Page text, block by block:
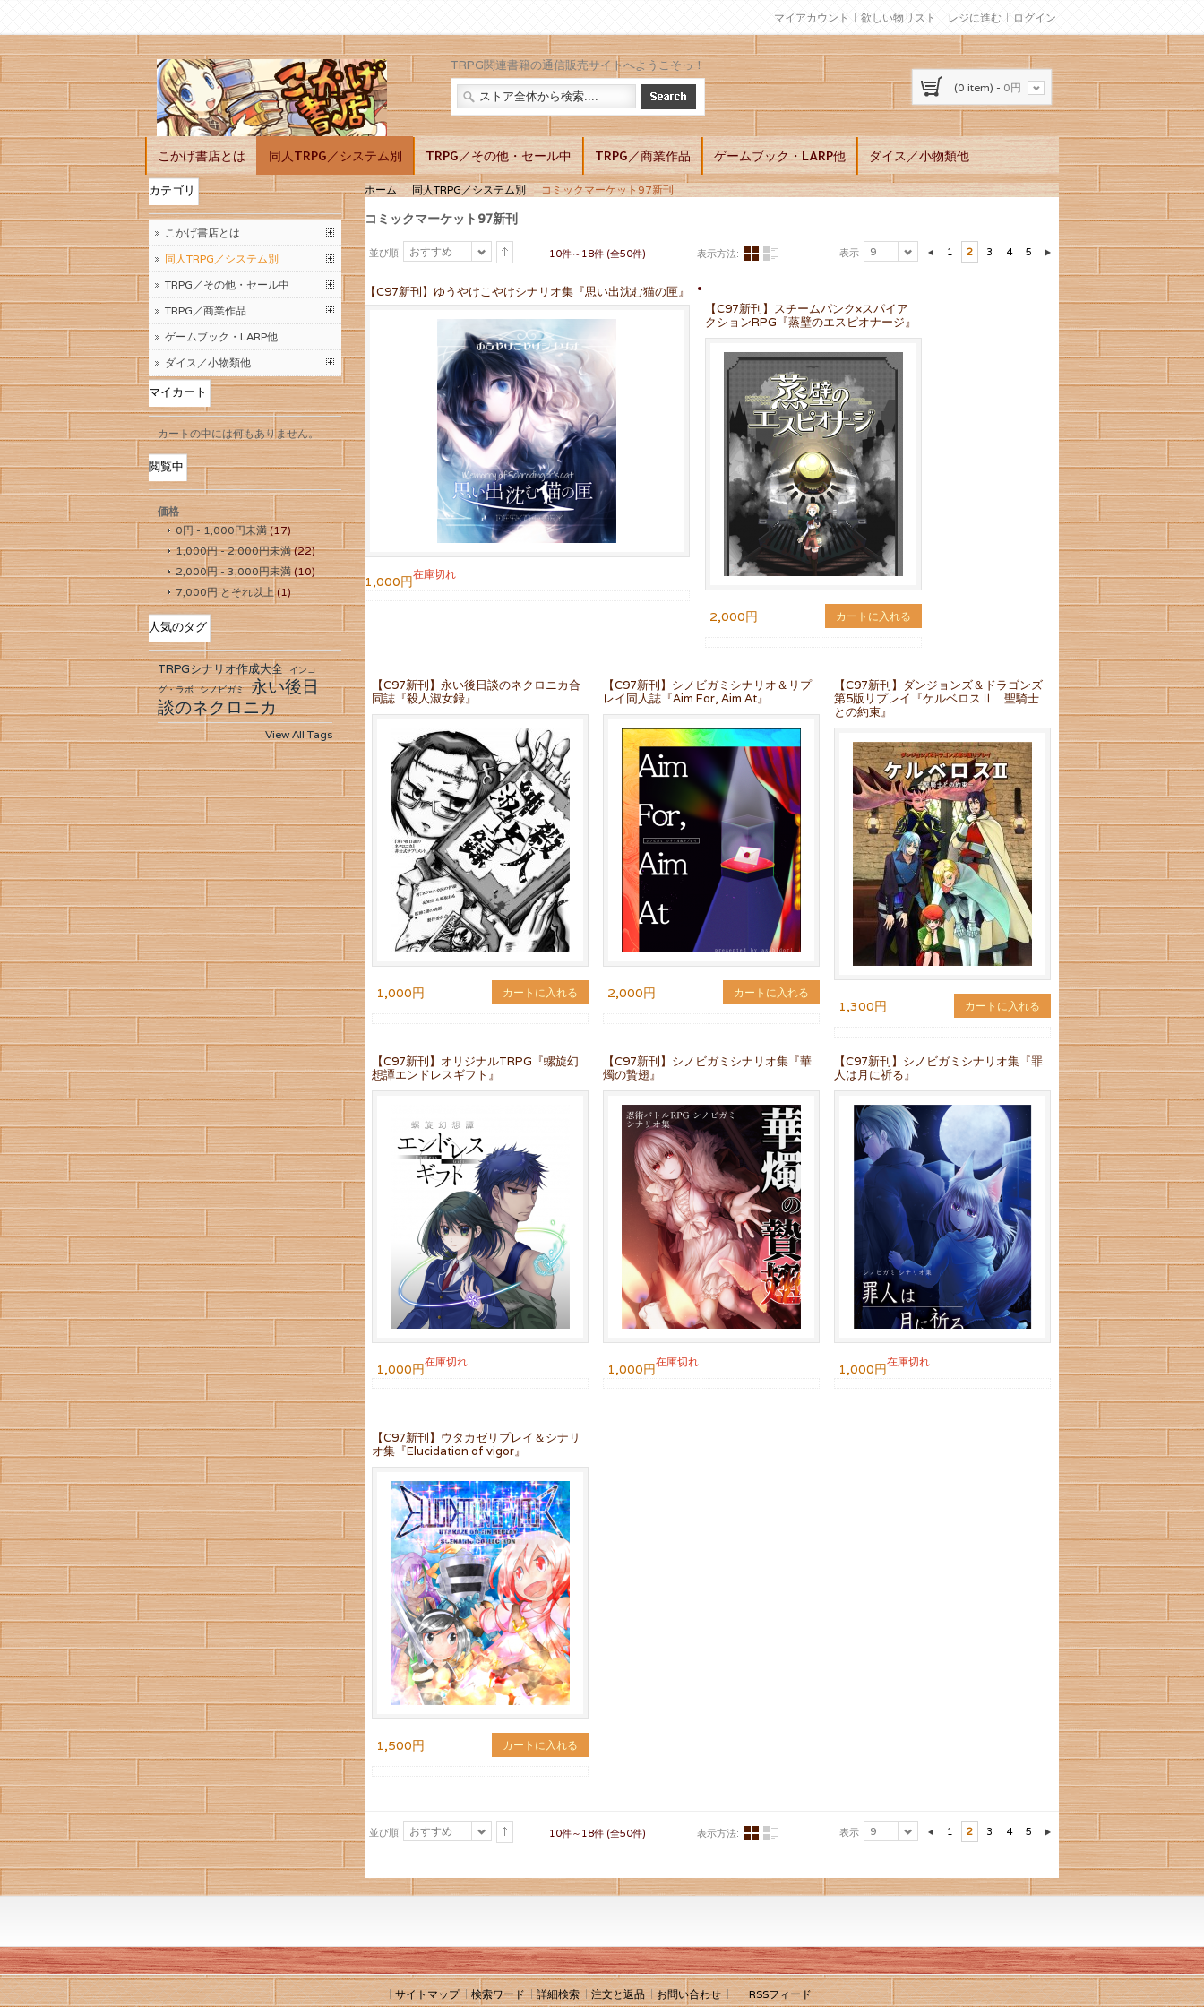
マイアカウント 欲しい物リスト レジに進む ログイン
TRPG関連書籍の通信販売サイトへようこそっ！
(0 item) - 0円
こかげ書店とは 同人TRPG／システム別 TRPG／その他・セール中 TRPG／商業作品 ゲームブック・LARP他 ダイス／小物類他
ホーム 同人TRPG／システム別 コミックマーケット97新刊
コミックマーケット97新刊
並び順 おすすめ 10件～18件 (全50件) 表示方法: 表示 9 1 2 3 4 5
【C97新刊】ゆうやけこやけシナリオ集『思い出沈む猫の匣』
1,000円在庫切れ
【C97新刊】スチームパンク×スパイア
クションRPG『蒸壁のエスピオナージ』
2,000円 カートに入れる
【C97新刊】永い後日談のネクロニカ合
同誌『殺人淑女録』
1,000円 カートに入れる
【C97新刊】シノビガミシナリオ＆リプ
レイ同人誌『Aim For, Aim At』
2,000円 カートに入れる
【C97新刊】ダンジョンズ＆ドラゴンズ
第5版リプレイ『ケルベロスⅡ 聖騎士
との約束』
1,300円 カートに入れる
【C97新刊】オリジナルTRPG『螺旋幻
想譚エンドレスギフト』
1,000円在庫切れ
【C97新刊】シノビガミシナリオ集『華
燭の贄翅』
1,000円在庫切れ
【C97新刊】シノビガミシナリオ集『罪
人は月に祈る』
1,000円在庫切れ
【C97新刊】ウタカゼリプレイ＆シナリ
オ集『Elucidation of vigor』
1,500円 カートに入れる
並び順 おすすめ 10件～18件 (全50件) 表示方法: 表示 9 1 2 3 4 5
カテゴリ
こかげ書店とは
同人TRPG／システム別
TRPG／その他・セール中
TRPG／商業作品
ゲームブック・LARP他
ダイス／小物類他
マイカート
カートの中には何もありません。
閲覧中
価格
0円 - 1,000円未満 (17)
1,000円-2,000円未満(22)
2,000円-3,000円未満 (10)
7,000円とそれ以上(1)
人気のタグ
TRPGシナリオ作成大全
インコ
グ・ラボ シノビガミ 永い後日
談のネクロニカ
View All Tags
サイトマップ 検索ワード 詳細検索 注文と返品 お問い合わせ RSSフィード